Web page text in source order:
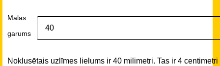
Malas
garums
Noklusētais uzlīmes lielums ir 40 milimetri. Tas ir 4 centimetri